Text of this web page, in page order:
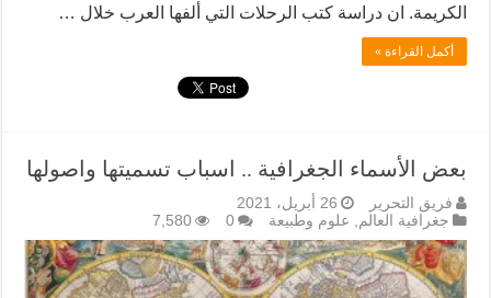
الكريمة. ان دراسة كتب الرحلات التي ألفها العرب خلال …
أكمل القراءة »
بعض الأسماء الجغرافية .. اسباب تسميتها واصولها
فريق التحرير
26 أبريل، 2021
جغرافية العالم
علوم وطبيعة 0
7,580